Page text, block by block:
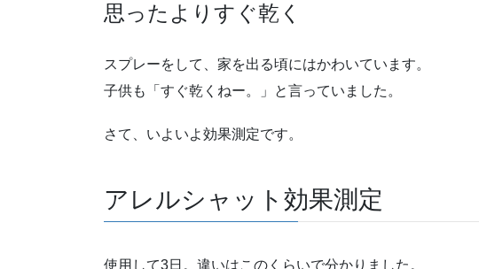
思ったよりすぐ乾く
スプレーをして、家を出る頃にはかわいています。
子供も「すぐ乾くねー。」と言っていました。
さて、いよいよ効果測定です。
アレルシャット効果測定
使用して3日。違いはこのくらいで分かりました。